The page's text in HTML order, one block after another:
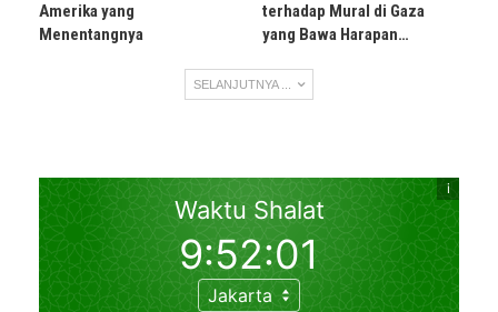
Amerika yang
Menentangnya
terhadap Mural di Gaza
yang Bawa Harapan…
SELANJUTNYA ...